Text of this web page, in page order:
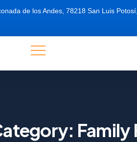
de los Andes, 78218 San Luis
Family